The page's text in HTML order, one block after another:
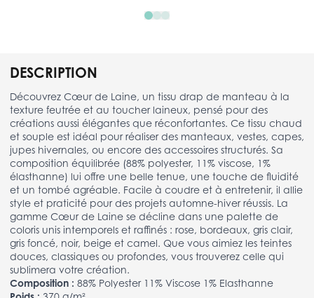
DESCRIPTION
Découvrez Cœur de Laine, un tissu drap de manteau à la
texture feutrée et au toucher laineux, pensé pour des
créations aussi élégantes que réconfortantes. Ce tissu chaud
et souple est idéal pour réaliser des manteaux, vestes, capes,
jupes hivernales, ou encore des accessoires structurés. Sa
composition équilibrée (88% polyester, 11% viscose, 1%
élasthanne) lui offre une belle tenue, une touche de fluidité
et un tombé agréable. Facile à coudre et à entretenir, il allie
style et praticité pour des projets automne-hiver réussis. La
gamme Cœur de Laine se décline dans une palette de
coloris unis intemporels et raffinés : rose, bordeaux, gris clair,
gris foncé, noir, beige et camel. Que vous aimiez les teintes
douces, classiques ou profondes, vous trouverez celle qui
sublimera votre création.
Composition : 88% Polyester 11% Viscose 1% Elasthanne